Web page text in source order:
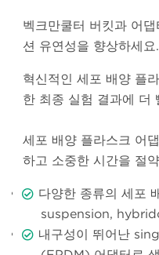
벡크만쿨터 버킷과 어
션 유연성을 향상하세요.
혁신적인 세포 배양 플
한 최종 실험 결과에 더
세포 배양 플라스크 어
하고 소중한 시간을 절
다양한 종류의 세포
suspension,
내구성이 뛰어난